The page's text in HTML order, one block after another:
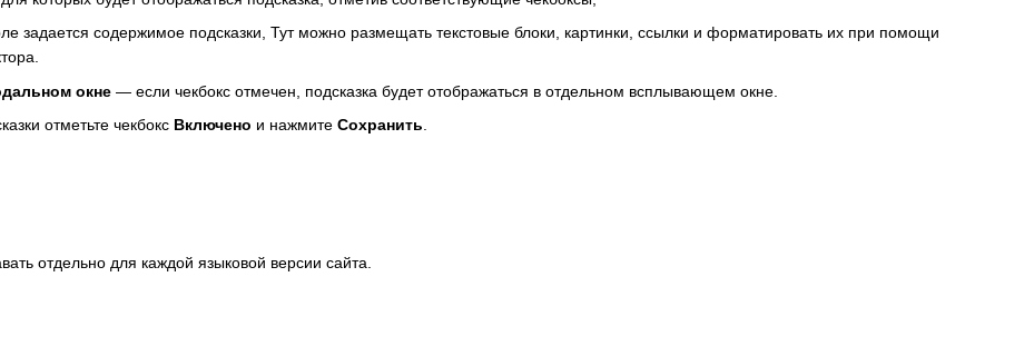
задается содержимое подсказки, Тут можно размещать текстовые блоки, картинки, ссылки и форматировать их при помощи
окне — если чекбокс отмечен, подсказка будет отображаться в отдельном всплывающем окне.
отметьте чекбокс Включено и нажмите Сохранить
отдельно для каждой языковой версии сайта.